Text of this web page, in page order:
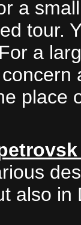
a
tour.
a
place
also